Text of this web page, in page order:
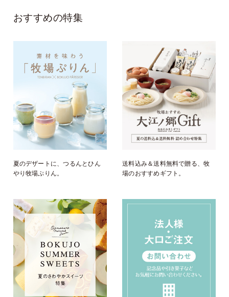
おすすめの特集
夏のデザートに、つるんとひん
やり牧場ぷりん。
送料込み＆送料無料で贈る、牧
場のおすすめギフト。